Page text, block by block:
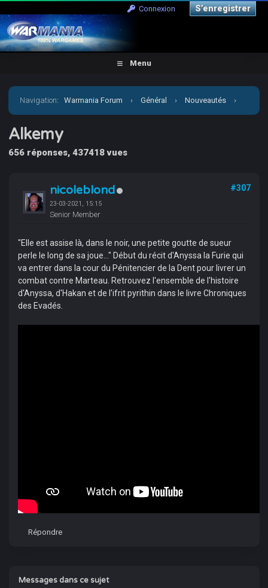
Connexion S’enregistrer
Menu
Navigation:Warmania Forum › Général › Nouveautés ›
Alkemy
Alkemy
656 réponses, 437418 vues
nicoleblond
23-03-2021, 15:15
Senior Member
#307
"Elle est assise là, dans le noir, une petite goutte de sueur
perle le long de sa joue..." Début du récit d'Anyssa la Furie qui
va entrer dans la cour du Pénitencier de la Dent pour livrer un
combat contre Marteau. Retrouvez l'ensemble de l'histoire
d'Anyssa, d'Hakan et de l'ifrit pyrithin dans le livre Chroniques
des Evadés.
Répondre
Messages dans ce sujet